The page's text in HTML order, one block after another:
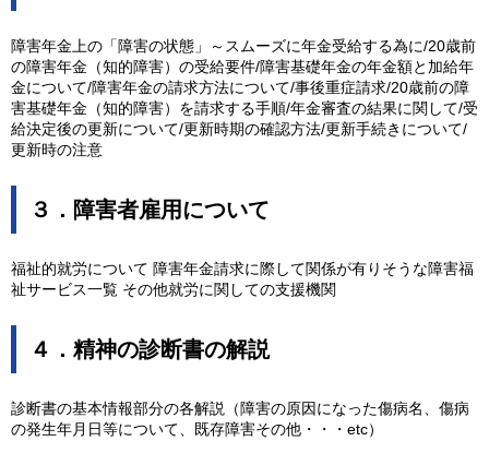
障害年金上の「障害の状態」～スムーズに年金受給する為に/20歳前
の障害年金（知的障害）の受給要件/障害基礎年金の年金額と加給年
金について/障害年金の請求方法について/事後重症請求/20歳前の障
害基礎年金（知的障害）を請求する手順/年金審査の結果に関して/受
給決定後の更新について/更新時期の確認方法/更新手続きについて/
更新時の注意
３．障害者雇用について
福祉的就労について 障害年金請求に際して関係が有りそうな障害福
祉サービス一覧 その他就労に関しての支援機関
４．精神の診断書の解説
診断書の基本情報部分の各解説（障害の原因になった傷病名、傷病
の発生年月日等について、既存障害その他・・・etc）